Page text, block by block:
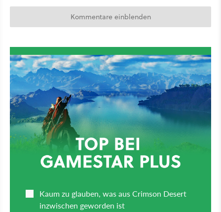
Kommentare einblenden